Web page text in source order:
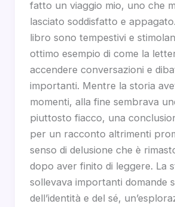
fatto un viaggio mio, uno che
lasciato soddisfatto e
libro sono tempestivi e
ottimo esempio di come la
accendere conversazioni e
importanti. Mentre la storia
momenti, alla fine sembrava
piuttosto fiacco, una
per un racconto altrimenti
senso di delusione che è
dopo aver finito di leggere. La
sollevava importanti domande
dell’identità e del sé,